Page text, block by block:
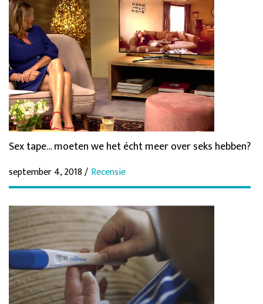
Sex tape… moeten we het écht meer over seks hebben?
september 4, 2018 / Recensie